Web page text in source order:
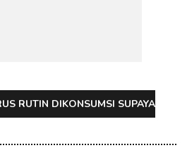
RUTIN DIKONSUMSI SUPAYA